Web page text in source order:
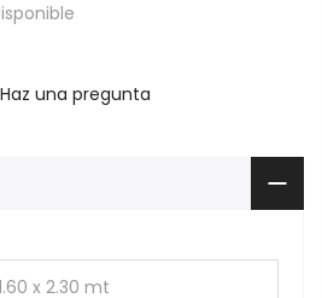
Haz una pregunta
x 2.30 mt